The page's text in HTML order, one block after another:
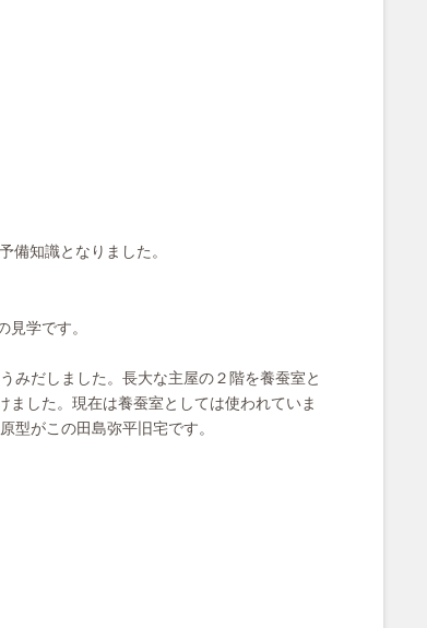
備知識となりました。
学です。
みだしました。長大な主屋の２階を養蚕室と
ました。現在は養蚕室としては使われていま
型がこの田島弥平旧宅です。